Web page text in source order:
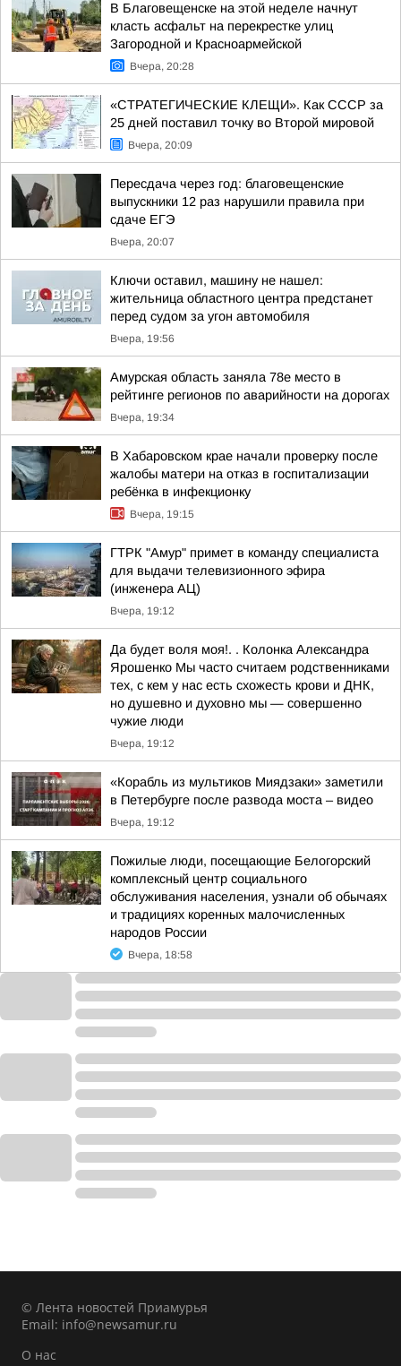
В Благовещенске на этой неделе начнут
класть асфальт на перекрестке улиц
Загородной и Красноармейской
Вчера, 20:28
«СТРАТЕГИЧЕСКИЕ КЛЕЩИ». Как СССР за
25 дней поставил точку во Второй мировой
Вчера, 20:09
Пересдача через год: благовещенские
выпускники 12 раз нарушили правила при
сдаче ЕГЭ
Вчера, 20:07
Ключи оставил, машину не нашел:
жительница областного центра предстанет
перед судом за угон автомобиля
Вчера, 19:56
Амурская область заняла 78е место в
рейтинге регионов по аварийности на дорогах
Вчера, 19:34
В Хабаровском крае начали проверку после
жалобы матери на отказ в госпитализации
ребёнка в инфекционку
Вчера, 19:15
ГТРК "Амур" примет в команду специалиста
для выдачи телевизионного эфира
(инженера АЦ)
Вчера, 19:12
Да будет воля моя!. . Колонка Александра
Ярошенко Мы часто считаем родственниками
тех, с кем у нас есть схожесть крови и ДНК,
но душевно и духовно мы — совершенно
чужие люди
Вчера, 19:12
«Корабль из мультиков Миядзаки» заметили
в Петербурге после развода моста – видео
Вчера, 19:12
Пожилые люди, посещающие Белогорский
комплексный центр социального
обслуживания населения, узнали об обычаях
и традициях коренных малочисленных
народов России
Вчера, 18:58
© Лента новостей Приамурья
Email: info@newsamur.ru
О нас